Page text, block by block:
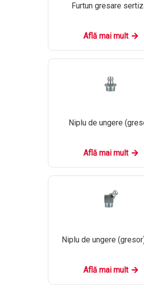
Furtun gresare
Află mai mult
Niplu de ungere
Află mai mult
Niplu de ungere
Află mai mult